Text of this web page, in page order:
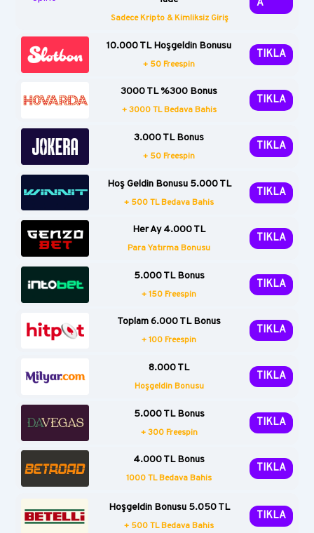
Sadece Kripto & Kimliksiz Giriş
A
10.000 TL Hoşgeldin Bonusu
+ 50 Freespin
TIKLA
3000 TL %300 Bonus
+ 3000 TL Bedava Bahis
TIKLA
3.000 TL Bonus
+ 50 Freespin
TIKLA
Hoş Geldin Bonusu 5.000 TL
+ 500 TL Bedava Bahis
TIKLA
Her Ay 4.000 TL
Para Yatırma Bonusu
TIKLA
5.000 TL Bonus
+ 150 Freespin
TIKLA
Toplam 6.000 TL Bonus
+ 100 Freespin
TIKLA
8.000 TL
Hoşgeldin Bonusu
TIKLA
5.000 TL Bonus
+ 300 Freespin
TIKLA
4.000 TL Bonus
1000 TL Bedava Bahis
TIKLA
Hoşgeldin Bonusu 5.050 TL
+ 500 TL Bedava Bahis
TIKLA